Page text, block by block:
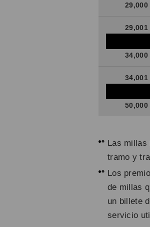
29,000
29,001
34,000
34,001
50,000
Las
tramo y
Los
de millas
un billete
servicio